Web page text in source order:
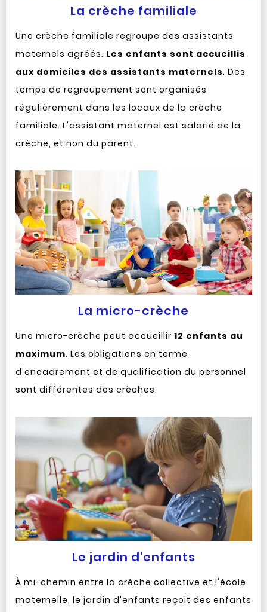
La crèche familiale
Une crèche familiale regroupe des assistants
maternels agréés. Les enfants sont accueillis
aux domiciles des assistants maternels. Des
temps de regroupement sont organisés
régulièrement dans les locaux de la crèche
familiale. L'assistant maternel est salarié de la
crèche, et non du parent.
La micro-crèche
Une micro-crèche peut accueillir 12 enfants au
maximum. Les obligations en terme
d'encadrement et de qualification du personnel
sont différentes des crèches.
Le jardin d'enfants
À mi-chemin entre la crèche collective et l'école
maternelle, le jardin d'enfants reçoit des enfants